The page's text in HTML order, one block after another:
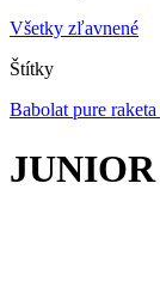
Všetky zľavnené
Štítky
Babolat pure raketa
JUNIOR